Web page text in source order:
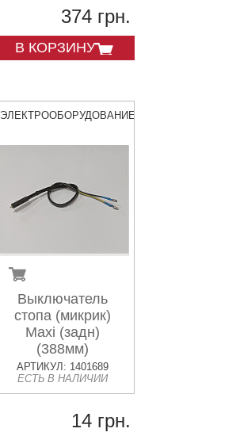
374 грн.
В КОРЗИНУ
ЭЛЕКТРООБОРУДОВАНИЕ
Выключатель
стопа (микрик)
Maxi (задн)
(388мм)
АРТИКУЛ: 1401689
ЕСТЬ В НАЛИЧИИ
14 грн.